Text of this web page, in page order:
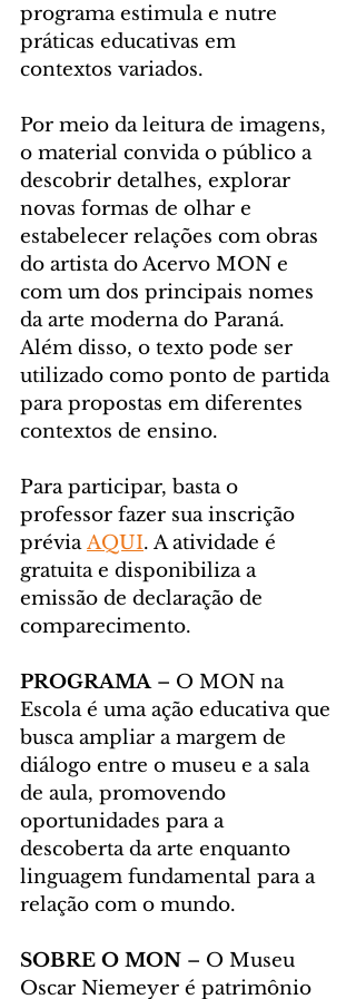
programa estimula e nutre
práticas educativas em
contextos variados.
Por meio da leitura de imagens,
o material convida o público a
descobrir detalhes, explorar
novas formas de olhar e
estabelecer relações com obras
do artista do Acervo MON e
com um dos principais nomes
da arte moderna do Paraná.
Além disso, o texto pode ser
utilizado como ponto de partida
para propostas em diferentes
contextos de ensino.
Para participar, basta o
professor fazer sua inscrição
prévia AQUI. A atividade é
gratuita e disponibiliza a
emissão de declaração de
comparecimento.
PROGRAMA – O MON na
Escola é uma ação educativa que
busca ampliar a margem de
diálogo entre o museu e a sala
de aula, promovendo
oportunidades para a
descoberta da arte enquanto
linguagem fundamental para a
relação com o mundo.
SOBRE O MON – O Museu
Oscar Niemeyer é patrimônio